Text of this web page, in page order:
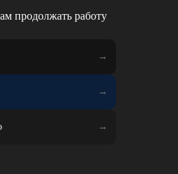
продолжать работу